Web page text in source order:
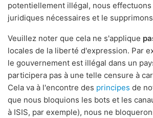
potentiellement illégal, nous
juridiques nécessaires et le
Veuillez noter que cela ne s'applique
locales de la liberté d'expression. Par
le gouvernement est illégal dans un
participera pas à une telle censure à
Cela va à l'encontre des principes de
que nous bloquions les bots et les
à ISIS, par exemple), nous ne